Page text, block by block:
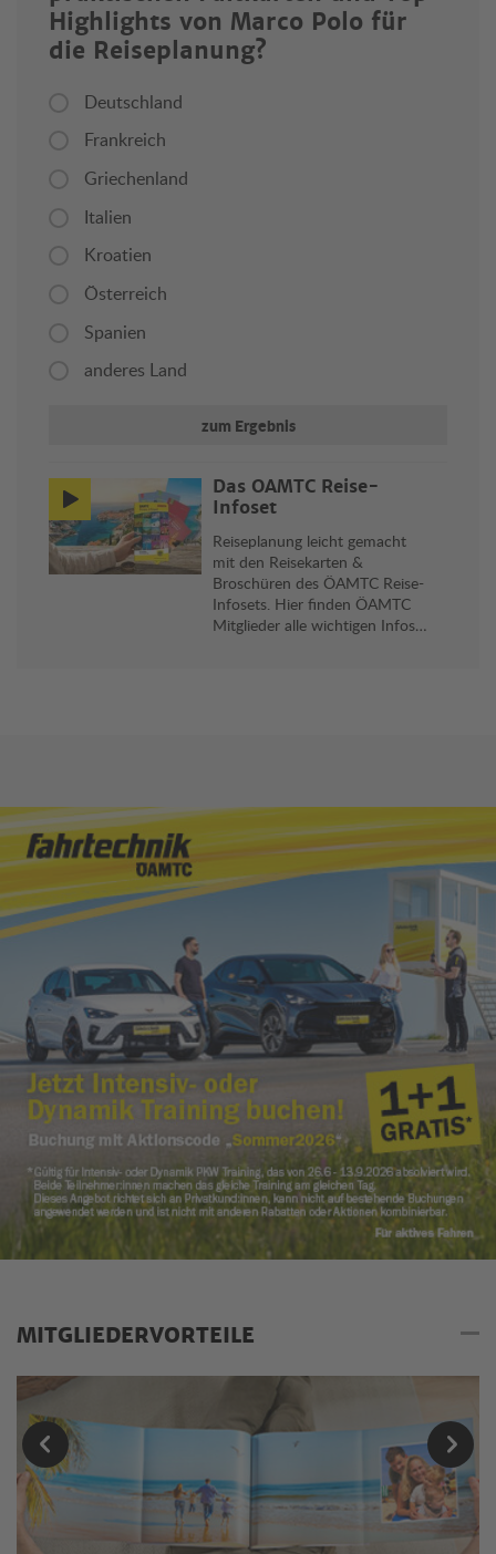
Highlights von Marco Polo für
die Reiseplanung?
Deutschland
Frankreich
Griechenland
Italien
Kroatien
Österreich
Spanien
anderes Land
zum Ergebnis
Das ÖAMTC Reise-
Infoset
Reiseplanung leicht gemacht
mit den Reisekarten &
Broschüren des ÖAMTC Reise-
Infosets. Hier finden ÖAMTC
Mitglieder alle wichtigen Infos
MITGLIEDERVORTEILE
Mitgliedervorteile